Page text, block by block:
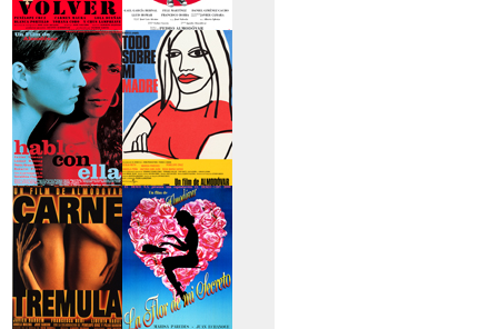
>Volver >La mala educación
>Hable con ella
>Todo sobre mi
madre